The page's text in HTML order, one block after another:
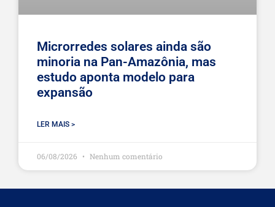
Microrredes solares ainda são
minoria na Pan-Amazônia, mas
estudo aponta modelo para
expansão
LER MAIS >
06/08/2026 Nenhum comentário